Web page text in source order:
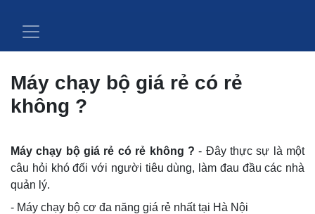
Máy chạy bộ giá rẻ có rẻ
không ?
Máy chạy bộ giá rẻ có rẻ không ? - Đây thực sự là một
câu hỏi khó đối với người tiêu dùng, làm đau đầu các nhà
quản lý.
- Máy chạy bộ cơ đa năng giá rẻ nhất tại Hà Nội